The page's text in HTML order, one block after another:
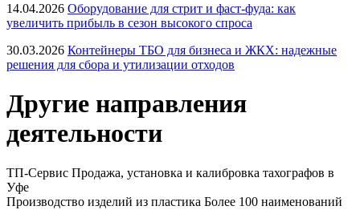
14.04.2026 Оборудование для стрит и фаст-фуда: как
увеличить прибыль в сезон высокого спроса
30.03.2026 Контейнеры ТБО для бизнеса и ЖКХ: надежные
решения для сбора и утилизации отходов
Другие направления
деятельности
ТП-Сервис Продажа, установка и калибровка тахографов в
Уфе
Производство изделий из пластика Более 100 наименований